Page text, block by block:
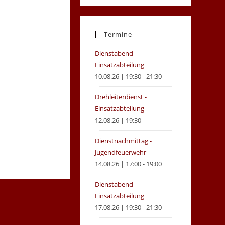
in
new
in
new
Termine
Dienstabend -
Einsatzabteilung
10.08.26 | 19:30 - 21:30
Drehleiterdienst -
Einsatzabteilung
12.08.26 | 19:30
Dienstnachmittag -
Jugendfeuerwehr
14.08.26 | 17:00 - 19:00
Dienstabend -
Einsatzabteilung
17.08.26 | 19:30 - 21:30